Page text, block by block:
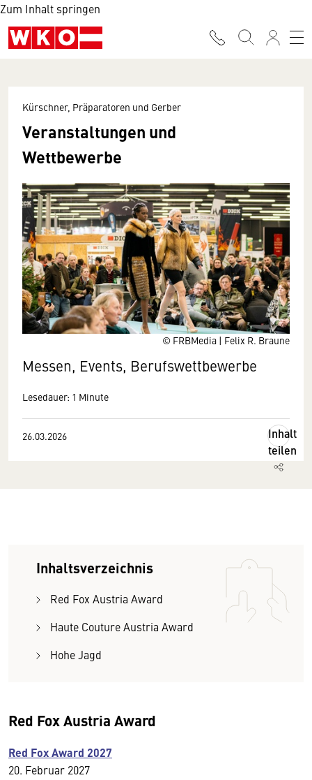
Zum Inhalt springen
© FRBMedia | Felix R. Braune
Kürschner, Präparatoren und Gerber
Veranstaltungen und
Wettbewerbe
Messen, Events, Berufswettbewerbe
Lesedauer: 1 Minute
26.03.2026
Inhalt
teilen
Inhaltsverzeichnis
Red Fox Austria Award
Haute Couture Austria Award
Hohe Jagd
Red Fox Austria Award
Red Fox Award 2027
20. Februar 2027